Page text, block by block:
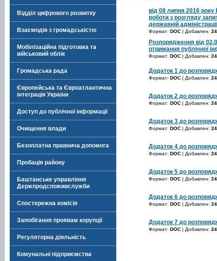
Відділ цифрового розвитку
Взаємодія з громадськістю
Мобілізаційна підготовка та
військовий облік
Громадська рада
Європейська та Євроатлантична
інтеграція України
Доступ до публічної інформації
Очищення влади
Безоплатна правнича допомога
Пробація району
Баштанське управління
Держпродспоживслужби
Спостережна комісія
Запобігання проявам корупції
Регуляторна діяльність
Комунальні підприємства
від 08 липня 2016
роботи з розгляду
державній
Формат: DOC | Добавлен:
Розпорядження від
отримання публічної
Формат: DOC | Добавлен:
Додаток 1 до
Формат: DOC | Добавлен:
Додаток 2 до
Формат: DOC | Добавлен:
Додаток 3 до
Формат: DOC | Добавлен:
Додаток 4 до
Формат: DOC | Добавлен:
Додаток 5 до
Формат: DOC | Добавлен:
Додаток 6 до
Формат: DOC | Добавлен:
Додаток 7 до
Формат: DOC | Добавлен: